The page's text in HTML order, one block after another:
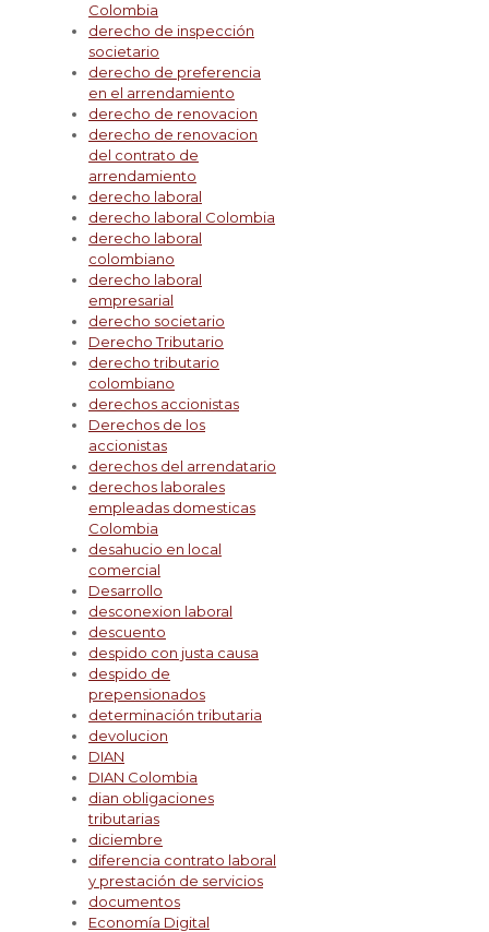
Colombia
derecho de inspección
societario
derecho de preferencia
en el arrendamiento
derecho de renovacion
derecho de renovacion
del contrato de
arrendamiento
derecho laboral
derecho laboral Colombia
derecho laboral
colombiano
derecho laboral
empresarial
derecho societario
Derecho Tributario
derecho tributario
colombiano
derechos accionistas
Derechos de los
accionistas
derechos del arrendatario
derechos laborales
empleadas domesticas
Colombia
desahucio en local
comercial
Desarrollo
desconexion laboral
descuento
despido con justa causa
despido de
prepensionados
determinación tributaria
devolucion
DIAN
DIAN Colombia
dian obligaciones
tributarias
diciembre
diferencia contrato laboral
y prestación de servicios
documentos
Economía Digital